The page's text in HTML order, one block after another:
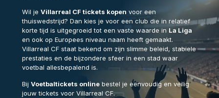
Wil je Villarreal CF tickets kopen voor een
thuiswedstrijd? Dan kies je voor een club die in relatief
korte tijd is uitgegroeid tot een vaste waarde in La Liga
en ook op Europees niveau naam heeft gemaakt.
Villarreal CF staat bekend om zijn slimme beleid, stabiele
prestaties en de bijzondere sfeer in een stad waar
voetbal allesbepalend is.
Bij Voetbaltickets onlinebestel je eenvoudig en veilig
jouw tickets voor Villarreal CF.